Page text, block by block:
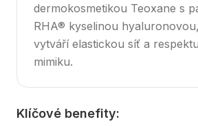
dermokosmetikou Teoxane s
RHA® kyselinou
vytváří elastickou síť a
mimiku.
Klíčové benefity: